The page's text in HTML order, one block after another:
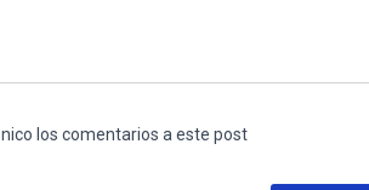
los comentarios a este post